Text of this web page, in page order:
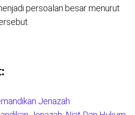
persoalan besar menurut